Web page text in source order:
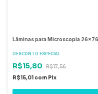
Lâminas para Microscopia
DESCONTO ESPECIAL
R$15,80
R$17,56
R$15,01 com Pix